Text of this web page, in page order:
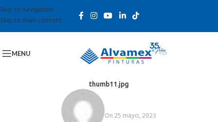
Skip to navigation
Skip to main content
MENU
thumb11.jpg
On 25 mayo, 2023